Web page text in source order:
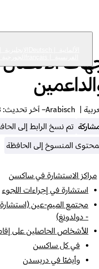
الاتصال
|
Arabisch– آخر تحديث:3‏/2‏/2026
تم نسخ الرابط إلى
المنسوخ إلى الحافظة
الاستشارة في ساكسن
استشارة في إجراءات اللجوء
مجتمع الميم-عين (استشارة
- دولدونغ)
للأشخاص الحاصلين على
في كل ساكسن
وأيضًا في دريسدن